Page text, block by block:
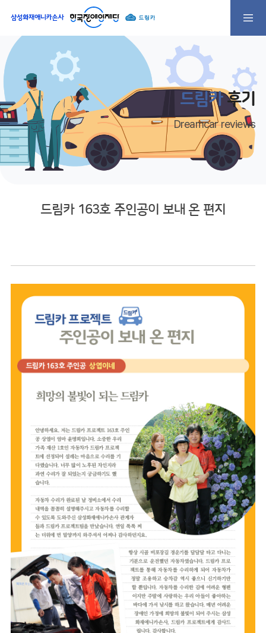
드림카후기
Dreamcar reviews
드림카 163호 주인공이 보내 온 편지